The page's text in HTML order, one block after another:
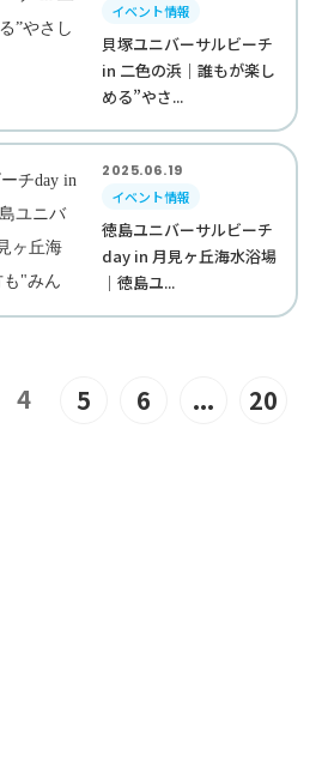
イベント情報
貝塚ユニバーサルビーチ
in 二色の浜｜誰もが楽し
める”やさ...
2025.06.19
イベント情報
徳島ユニバーサルビーチ
day in 月見ヶ丘海水浴場
｜徳島ユ...
4 5 6 ... 20